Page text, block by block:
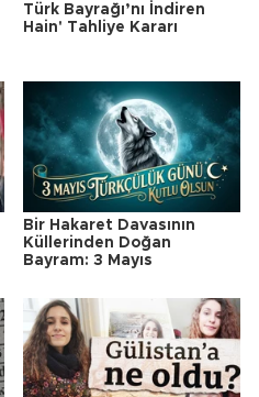
Türk Bayrağı’nı İndiren
Hain' Tahliye Kararı
Bir Hakaret Davasının
Küllerinden Doğan
Bayram: 3 Mayıs